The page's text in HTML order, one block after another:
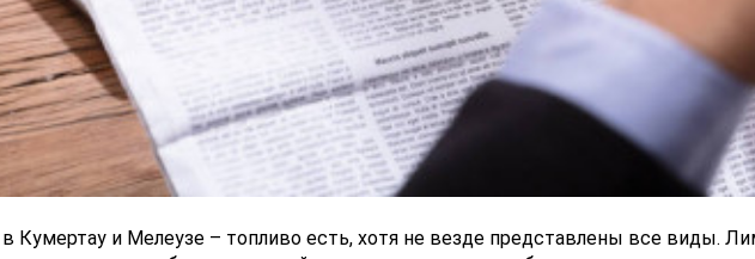
Кумертау и Мелеузе – топливо есть, хотя не везде представлены все виды.